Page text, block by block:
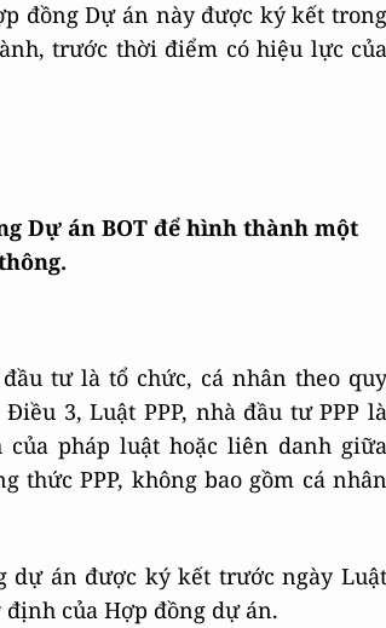
đồng Dự án này được ký kết trong
trước thời điểm có hiệu lực của
Dự án BOT để hình thành một
tư là tổ chức, cá nhân theo quy
3, Luật PPP, nhà đầu tư PPP là
pháp luật hoặc liên danh giữa
thức PPP, không bao gồm cá nhân
dự án được ký kết trước ngày Luật
của Hợp đồng dự án.